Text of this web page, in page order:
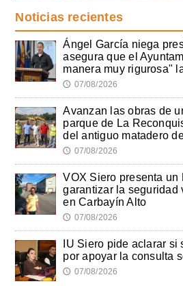
Noticias recientes
Ángel García niega
asegura que el
manera muy rigurosa"
🕔 07/08/2026
Avanzan las obras de
parque de La
del antiguo matadero
🕔 07/08/2026
VOX Siero presenta un
garantizar la seguridad
en Carbayín Alto
🕔 07/08/2026
IU Siero pide aclarar si
por apoyar la consulta
🕔 07/08/2026